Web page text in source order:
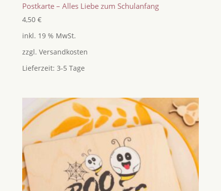
Postkarte – Alles Liebe zum Schulanfang
4,50 €
inkl. 19 % MwSt.
zzgl. Versandkosten
Lieferzeit: 3-5 Tage